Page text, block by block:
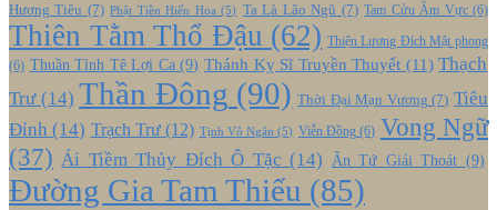
Hương Tiêu (7) Phật Tiền Hiến Hoa(5) Ta Là Lão Ngũ (7) Tam Cửu Âm Vực(6)
Thiên Tằm Thổ Đậu (62) Thiện Lương Đích Mật phong
(6) Thuần Tình Tê Lợi Ca(9) Thánh Kỵ Sĩ Truyền Thuyết (11) Thạch
Trư(14) Thần Đông (90) Thời Đại Mạn Vương (7) Tiêu
Đỉnh (14) Trạch Trư(12) Tịnh Vô Ngân (5) Viễn Đồng (6) Vong Ngữ
(37) Ái Tiềm Thủy Đích Ô Tặc (14) Ân Tứ Giải Thoát (9)
Đường Gia Tam Thiếu (85)